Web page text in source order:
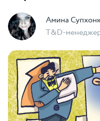
Амина
T&D-